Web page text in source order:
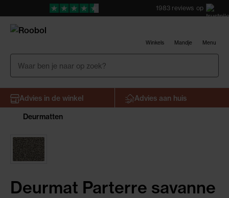
1983 reviews op
Winkels Mandje Menu
Advies in de winkel
Advies aan huis
Deurmatten
Deurmat Parterre savanne